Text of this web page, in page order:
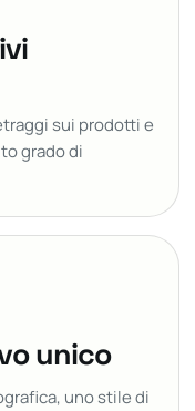
sui prodotti e
grado di
unico
uno stile di